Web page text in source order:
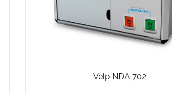
Velp NDA 702